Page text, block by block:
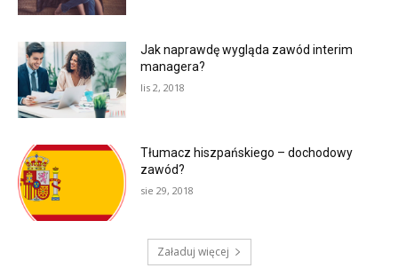
Jak naprawdę wygląda zawód interim
managera?
lis 2, 2018
Tłumacz hiszpańskiego – dochodowy
zawód?
sie 29, 2018
Załaduj więcej